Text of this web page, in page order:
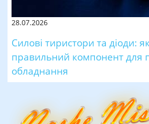
28.07.2026
Силові тиристори та діоди:
правильний компонент для
обладнання